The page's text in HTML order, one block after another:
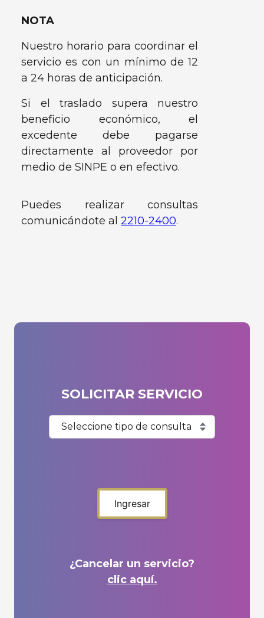
NOTA
Nuestro horario para coordinar el
servicio es con un mínimo de 12
a 24 horas de anticipación.
Si el traslado supera nuestro
beneficio económico, el
excedente debe pagarse
directamente al proveedor por
medio de SINPE o en efectivo.
Puedes realizar consultas
comunicándote al 2210-2400.
SOLICITAR SERVICIO
Ingresar
¿Cancelar un servicio?
clic aquí.